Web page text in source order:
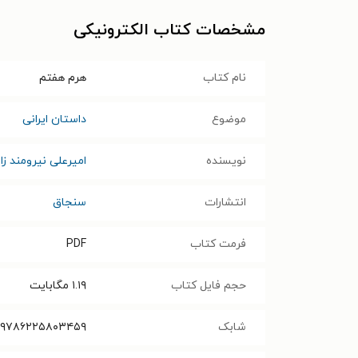
مشخصات کتاب الکترونیکی
نام کتاب هرم هفتم
موضوع داستان ایرانی
نویسنده امیرعلی نیرومند‌
انتشارات سنجاق
فرمت کتاب PDF
حجم فایل کتاب ۱.۱۹ مگابایت
شابک ۹۷۸۶۲۲۵۸۰۳۴۵۹